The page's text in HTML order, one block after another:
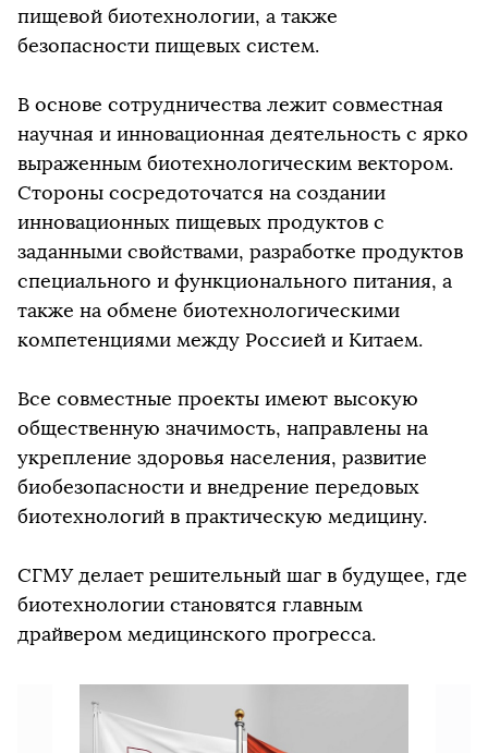
пищевой биотехнологии, а также
безопасности пищевых систем.
В основе сотрудничества лежит совместная
научная и инновационная деятельность с ярко
выраженным биотехнологическим вектором.
Стороны сосредоточатся на создании
инновационных пищевых продуктов с
заданными свойствами, разработке продуктов
специального и функционального питания, а
также на обмене биотехнологическими
компетенциями между Россией и Китаем.
Все совместные проекты имеют высокую
общественную значимость, направлены на
укрепление здоровья населения, развитие
биобезопасности и внедрение передовых
биотехнологий в практическую медицину.
СГМУ делает решительный шаг в будущее, где
биотехнологии становятся главным
драйвером медицинского прогресса.